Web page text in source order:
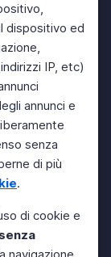
dispositivo ed
IP, etc)
annunci e
senza
di più
.
di cookie e